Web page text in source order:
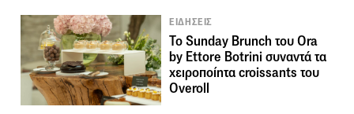
ΕΙΔΗΣΕΙΣ
Το Sunday Brunch του Ora
by Ettore Botrini συναντά τα
χειροποίητα croissants του
Overoll